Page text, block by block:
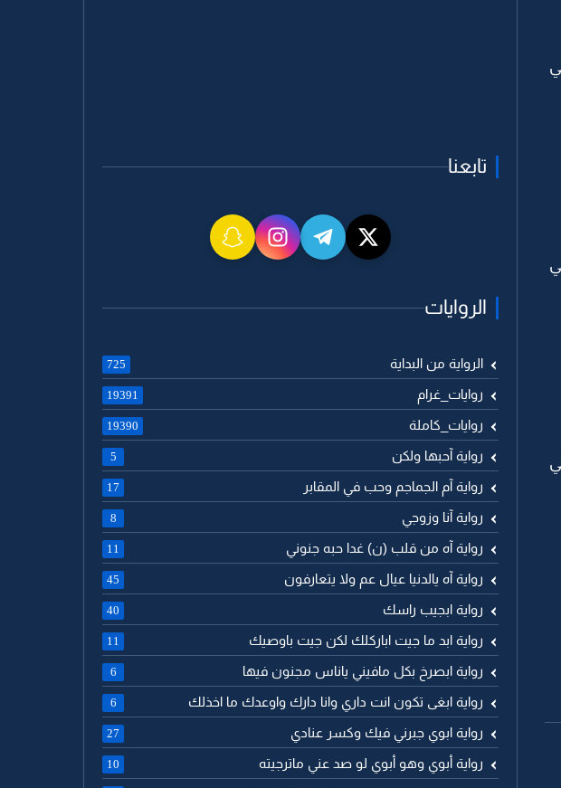
تابعنا
الروايات
الرواية من البداية 725
روايات_غرام 19391
روايات_كاملة 19390
رواية آحبها ولكن 5
رواية آم الجماجم وحب في المقابر 17
رواية آنا وزوجي 8
رواية آه من قلب (ن) غدا حبه جنوني 11
رواية آه يالدنيا عيال عم ولا يتعارفون 45
رواية ابجيب راسك 40
رواية ابد ما جيت اباركلك لكن جيت باوصيك 11
رواية ابصرخ بكل مافيني ياناس مجنون فيها 6
رواية ابغى تكون انت داري وانا دارك واوعدك ما اخذلك 6
رواية ابوي جبرني فيك وكسر عنادي 27
رواية أبوي وهو أبوي لو صد عني ماترجيته 10